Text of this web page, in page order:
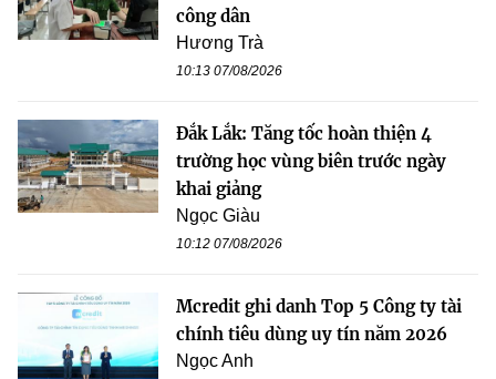
công dân
Hương Trà
10:13 07/08/2026
Đắk Lắk: Tăng tốc hoàn thiện 4
trường học vùng biên trước ngày
khai giảng
Ngọc Giàu
10:12 07/08/2026
Mcredit ghi danh Top 5 Công ty tài
chính tiêu dùng uy tín năm 2026
Ngọc Anh